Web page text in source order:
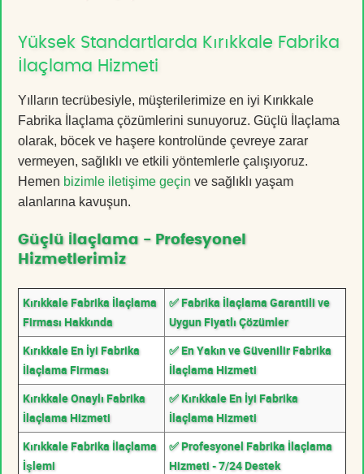
Yüksek Standartlarda Kırıkkale Fabrika
İlaçlama Hizmeti
Yılların tecrübesiyle, müşterilerimize en iyi Kırıkkale
Fabrika İlaçlama çözümlerini sunuyoruz. Güçlü İlaçlama
olarak, böcek ve haşere kontrolünde çevreye zarar
vermeyen, sağlıklı ve etkili yöntemlerle çalışıyoruz.
Hemen bizimle iletişime geçin ve sağlıklı yaşam
alanlarına kavuşun.
Güçlü İlaçlama - Profesyonel
Hizmetlerimiz
Kırıkkale Fabrika İlaçlama
Firması Hakkında
✅ Fabrika İlaçlama Garantili ve
Uygun Fiyatlı Çözümler
Kırıkkale En İyi Fabrika
İlaçlama Firması
✅ En Yakın ve Güvenilir Fabrika
İlaçlama Hizmeti
Kırıkkale Onaylı Fabrika
İlaçlama Hizmeti
✅ Kırıkkale En İyi Fabrika
İlaçlama Hizmeti
Kırıkkale Fabrika İlaçlama
İşlemi
✅ Profesyonel Fabrika İlaçlama
Hizmeti - 7/24 Destek